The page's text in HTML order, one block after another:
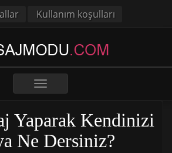
Kullanım koşulları
Toggle
Yaparak Kendinizi
Ne Dersiniz?